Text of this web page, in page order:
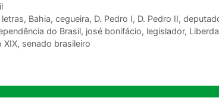
, Bahia, cegueira, D. Pedro I, D. Pedro II,
do Brasil, josé bonifácio, legislador,
XIX, senado brasileiro